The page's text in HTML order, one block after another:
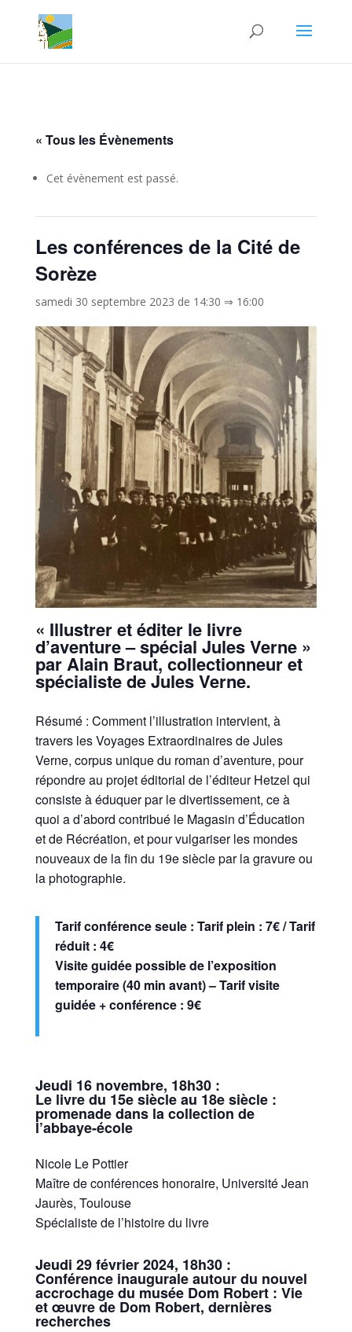
« Tous les Évènements
Cet évènement est passé.
Les conférences de la Cité de
Sorèze
samedi 30 septembre 2023 de 14:30 ⇒ 16:00
« Illustrer et éditer le livre
d’aventure – spécial Jules Verne »
par Alain Braut, collectionneur et
spécialiste de Jules Verne.
Résumé : Comment l’illustration intervient, à
travers les Voyages Extraordinaires de Jules
Verne, corpus unique du roman d’aventure, pour
répondre au projet éditorial de l’éditeur Hetzel qui
consiste à éduquer par le divertissement, ce à
quoi a d’abord contribué le Magasin d’Éducation
et de Récréation, et pour vulgariser les mondes
nouveaux de la fin du 19e siècle par la gravure ou
la photographie.
Tarif conférence seule : Tarif plein : 7€ / Tarif
réduit : 4€
Visite guidée possible de l’exposition
temporaire (40 min avant) – Tarif visite
guidée + conférence : 9€
Jeudi 16 novembre, 18h30 :
Le livre du 15e siècle au 18e siècle :
promenade dans la collection de
l’abbaye-école
Nicole Le Pottier
Maître de conférences honoraire, Université Jean
Jaurès, Toulouse
Spécialiste de l’histoire du livre
Jeudi 29 février 2024, 18h30 :
Conférence inaugurale autour du nouvel
accrochage du musée Dom Robert : Vie
et œuvre de Dom Robert, dernières
recherches